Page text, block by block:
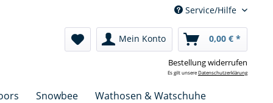
Service/Hilfe
Mein Konto 0,00 € *
Bestellung widerrufen
Es gilt unsereDatenschutzerklärung
Snowbee Wathosen & Watschuhe